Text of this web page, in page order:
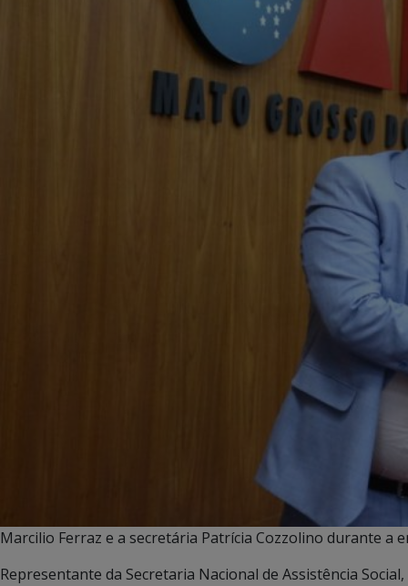
Marcilio Ferraz e a secretária Patrícia Cozzolino durante a
Representante da Secretaria Nacional de Assistência Social,